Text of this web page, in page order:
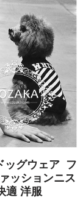
ッグウェア フ
ッションニス
適 洋服